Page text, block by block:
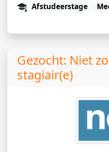
Afstudeerstage
Gezocht: Niet
stagiair(e)